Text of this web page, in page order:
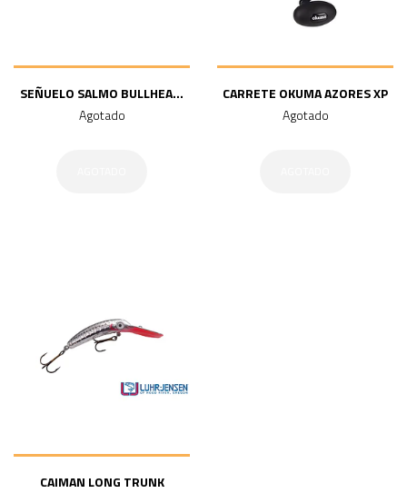
SEÑUELO SALMO BULLHEA...
Agotado
CARRETE OKUMA AZORES XP
Agotado
CAIMAN LONG TRUNK